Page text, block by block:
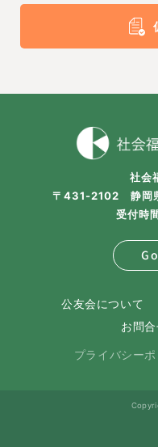
社会
〒431-2102 静岡
受付時
公友会について
お問
プライバシー